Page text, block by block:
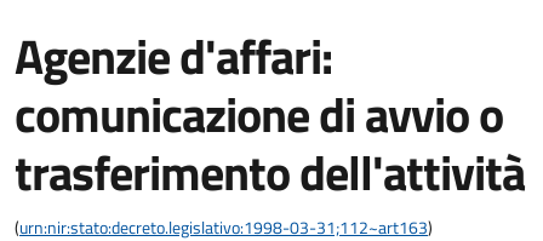
Agenzie d'affari:
comunicazione di avvio o
trasferimento dell'attività
(urn:nir:stato:decreto.legislativo:1998-03-31;112~art163)